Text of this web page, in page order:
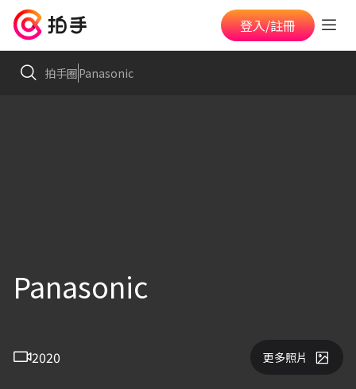
登入/註冊
拍手圈Panasonic
Panasonic
2020 更多照片